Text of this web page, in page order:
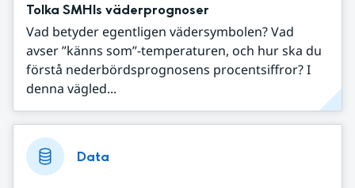
Tolka SMHIs väderprognoser
Vad betyder egentligen vädersymbolen? Vad
avser ”känns som”-temperaturen, och hur ska du
förstå nederbördsprognosens procentsiffror? I
denna vägled...
Data